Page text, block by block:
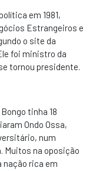
em 1981,
Estrangeiros e
o site da
foi ministro da
tornou presidente.
tinha 18
Ondo Ossa,
num
Muitos na oposição
nação rica em